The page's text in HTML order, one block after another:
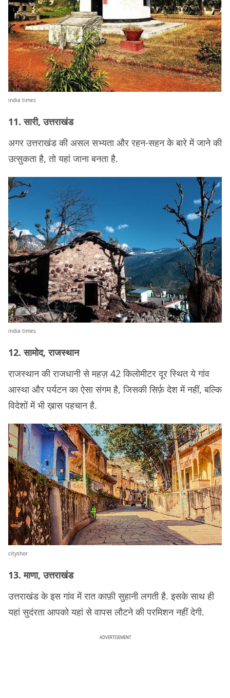
india times
11. सारी, उत्तराखंड
अगर उत्तराखंड की असल सभ्यता और रहन-सहन के बारे में जाने की
उत्सुकता है, तो यहां जाना बनता है.
india times
12. सामोद, राजस्थान
राजस्थान की राजधानी से महज़ 42 किलोमीटर दूर स्थित ये गांव
आस्था और पर्यटन का ऐसा संगम है, जिसकी सिर्फ़ देश में नहीं, बल्कि
विदेशों में भी ख़ास पहचान है.
cityshor
13. माणा, उत्तराखंड
उत्तराखंड के इस गांव में रात काफ़ी सुहानी लगती है. इसके साथ ही
यहां सुदंरता आपको यहां से वापस लौटने की परमिशन नहीं देगी.
ADVERTISEMENT